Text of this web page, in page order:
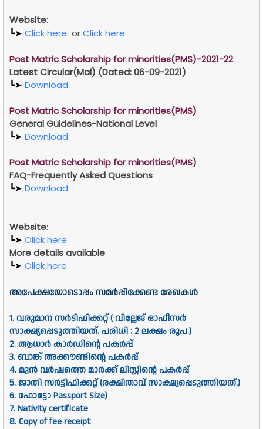
Website:
┗➤ Click here orClick here
Post Matric Scholarship for minorities(PMS)-2021-22
Latest Circular(Mal) (Dated: 06-09-2021)
┗➤ Download
Post Matric Scholarship for minorities(PMS)
General Guidelines-National Level
┗➤ Download
Post Matric Scholarship for minorities(PMS)
FAQ-Frequently Asked Questions
┗➤ Download
Website:
┗➤ Click here
More details available
┗➤ Click here
അപേക്ഷയോടൊപ്പം സമർപ്പിക്കേണ്ട രേഖകൾ
1. വരുമാന സർടിഫിക്കറ്റ് ( വില്ലേജ് ഓഫീസർ
സാക്ഷ്യപ്പെടുത്തിയത്. പരിധി : 2 ലക്ഷം രൂപ.)
2. ആധാർ കാർഡിൻ്റെ പകർപ്പ്
3. ബാങ്ക് അക്കൗണ്ടിൻ്റെ പകർപ്പ്
4. മുൻ വർഷത്തെ മാർക്ക് ലിസ്റ്റിന്റെ പകർപ്പ്
5. ജാതി സർട്ടിഫിക്കറ്റ് (രക്ഷിതാവ് സാക്ഷ്യപ്പെടുത്തിയത്.)
6. ഫോട്ടോ Passport Size)
7. Nativity certificate
8. Copy of fee receipt